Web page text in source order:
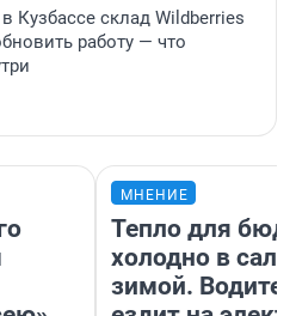
Кузбассе склад Wildberries
работу — что
МНЕНИЕ
Тепло для
холодно в
зимой.